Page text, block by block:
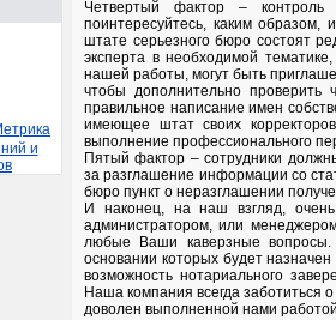
Четвертый фактор – контроль
поинтересуйтесь, каким образом,
штате серьезного бюро состоят
эксперта в необходимой
нашей работы, могут быть
чтобы дополнительно
правильное написание имен
имеющее штат своих
выполнение профессионального
Пятый фактор – сотрудники
за разглашение информации со
бюро пункт о неразглашении
И наконец, на наш взгляд,
администратором, или
любые Ваши каверзные
основании которых будет
возможность нотариального
Наша компания всегда заботиться
доволен выполненной нами